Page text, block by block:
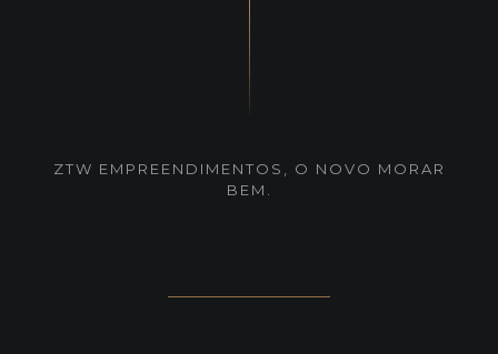
ZTW EMPREENDIMENTOS, O NOVO MORAR
BEM.